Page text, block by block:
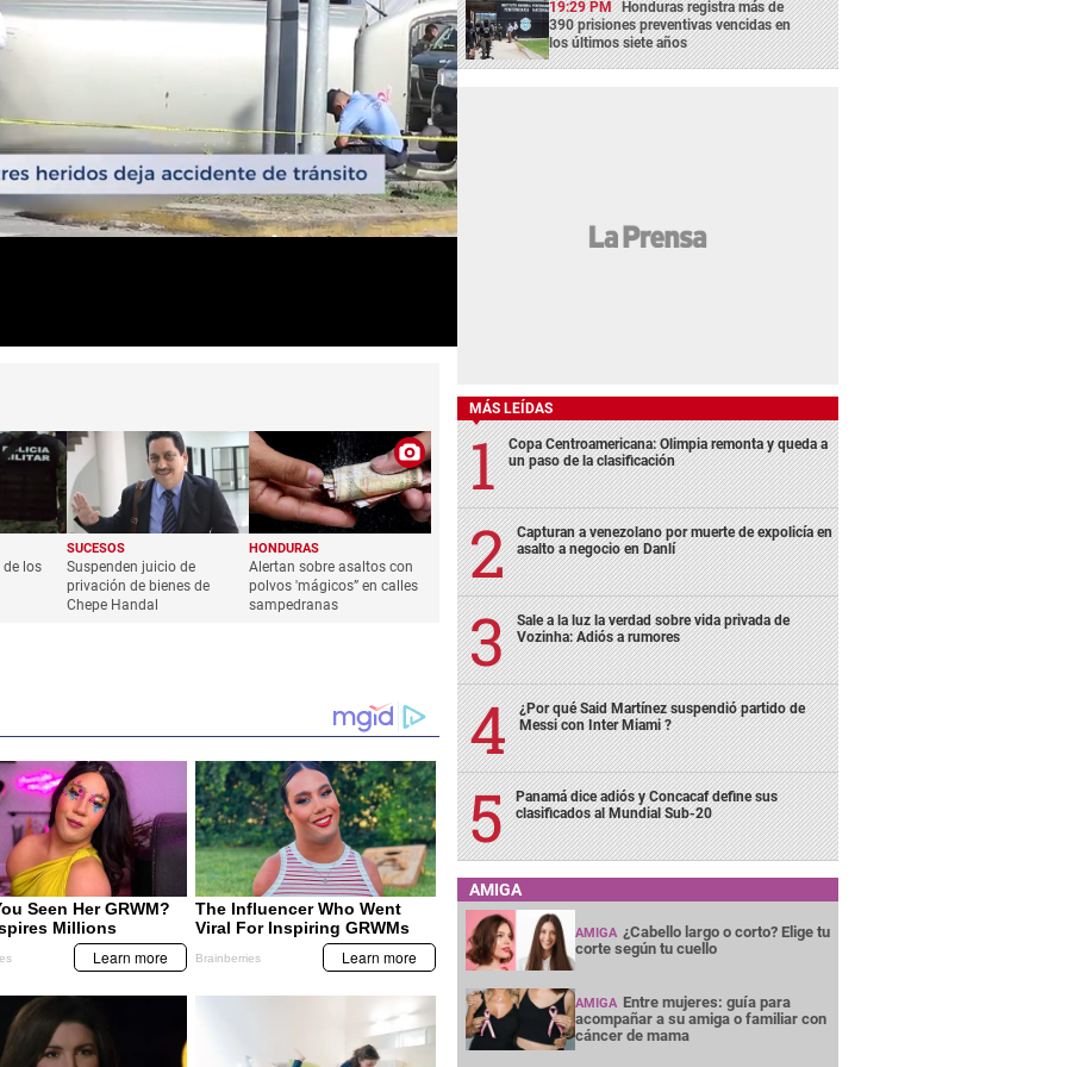
de los
SUCESOS
Suspenden juicio de
privación de bienes de
Chepe Handal
HONDURAS
Alertan sobre asaltos con
polvos 'mágicos” en calles
sampedranas
19:29 PM Honduras registra más de
390 prisiones preventivas vencidas en
los últimos siete años
MÁS LEÍDAS
Copa Centroamericana: Olimpia remonta y queda a
un paso de la clasificación
Capturan a venezolano por muerte de expolicía en
asalto a negocio en Danlí
Sale a la luz la verdad sobre vida privada de
Vozinha: Adiós a rumores
¿Por qué Said Martínez suspendió partido de
Messi con Inter Miami ?
Panamá dice adiós y Concacaf define sus
clasificados al Mundial Sub-20
AMIGA
AMIGA ¿Cabello largo o corto? Elige tu
corte según tu cuello
AMIGA Entre mujeres: guía para
acompañar a su amiga o familiar con
cáncer de mama